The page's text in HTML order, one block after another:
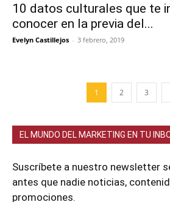
10 datos culturales que te
conocer en la previa del...
Evelyn Castillejos - 3 febrero, 2019
1 2 3
EL MUNDO DEL MARKETING EN TU
Suscríbete a nuestro newsletter
antes que nadie noticias,
promociones.